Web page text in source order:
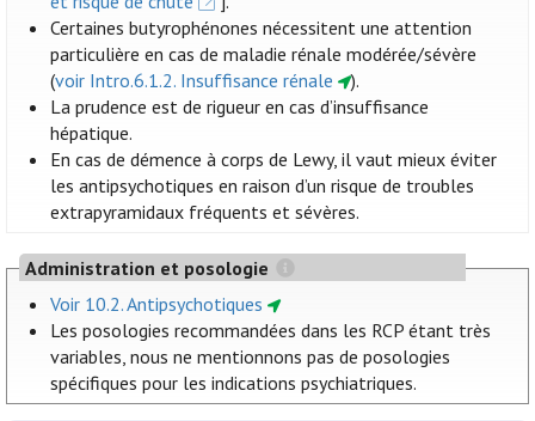
Certaines butyrophénones nécessitent une attention
particulière en cas de maladie rénale modérée/sévère
(voir Intro.6.1.2. Insuffisance rénale
).
La prudence est de rigueur en cas d’insuffisance
hépatique.
En cas de démence à corps de Lewy, il vaut mieux éviter
les antipsychotiques en raison d’un risque de troubles
extrapyramidaux fréquents et sévères.
Administration et posologie
Voir 10.2. Antipsychotiques
Les posologies recommandées dans les RCP étant très
variables, nous ne mentionnons pas de posologies
spécifiques pour les indications psychiatriques.